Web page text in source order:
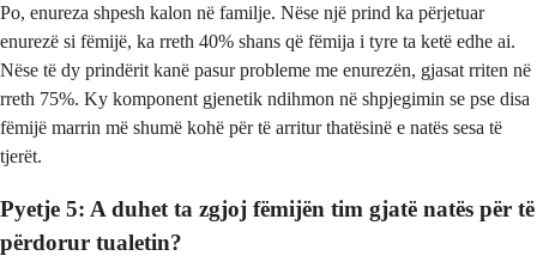
Po, enureza shpesh kalon në familje. Nëse një prind ka përjetuar
enurezë si fëmijë, ka rreth 40% shans që fëmija i tyre ta ketë edhe ai.
Nëse të dy prindërit kanë pasur probleme me enurezën, gjasat rriten në
rreth 75%. Ky komponent gjenetik ndihmon në shpjegimin se pse disa
fëmijë marrin më shumë kohë për të arritur thatësinë e natës sesa të
tjerët.
Pyetje 5: A duhet ta zgjoj fëmijën tim gjatë natës për të
përdorur tualetin?